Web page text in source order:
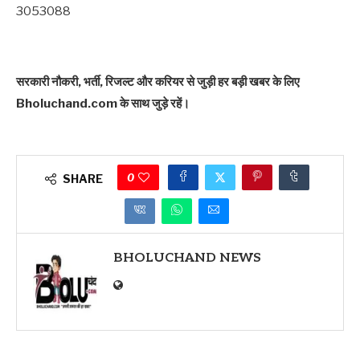
3053088
सरकारी नौकरी, भर्ती, रिजल्ट और करियर से जुड़ी हर बड़ी खबर के लिए
Bholuchand.com के साथ जुड़े रहें।
SHARE 0
BHOLUCHAND NEWS